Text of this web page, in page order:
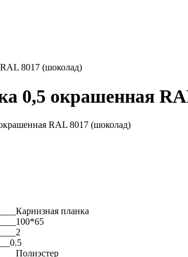
8017 (шоколад)
0,5 окрашенная
планка